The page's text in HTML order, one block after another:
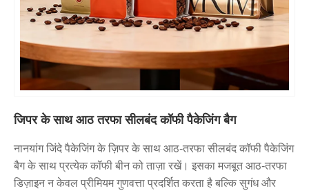
जिपर के साथ आठ तरफा सीलबंद कॉफी पैकेजिंग बैग
नानयांग जिंदे पैकेजिंग के ज़िपर के साथ आठ-तरफा सीलबंद कॉफी पैकेजिंग
बैग के साथ प्रत्येक कॉफी बीन को ताज़ा रखें। इसका मजबूत आठ-तरफा
डिज़ाइन न केवल प्रीमियम गुणवत्ता प्रदर्शित करता है बल्कि सुगंध और